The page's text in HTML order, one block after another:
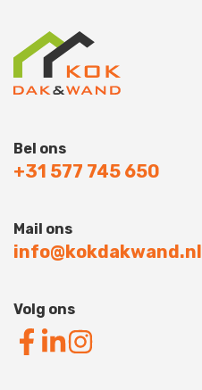
Bel ons
+31 577 745 650
Mail ons
info@kokdakwand.nl
Volg ons